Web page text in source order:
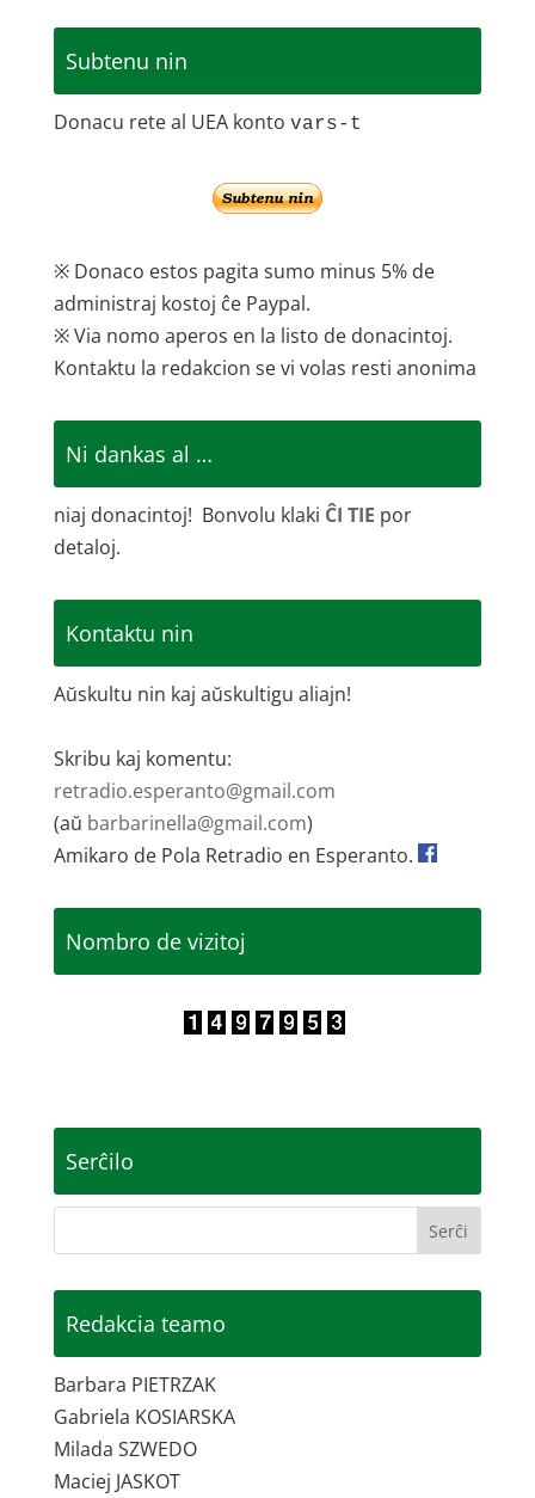
Subtenu nin
Donacu rete al UEA konto vars-t
※ Donaco estos pagita sumo minus 5% de
administraj kostoj ĉe Paypal.
※ Via nomo aperos en la listo de donacintoj.
Kontaktu la redakcion se vi volas resti anonima
Ni dankas al …
niaj donacintoj! Bonvolu klaki ĈI TIE por
detaloj.
Kontaktu nin
Aŭskultu nin kaj aŭskultigu aliajn!
Skribu kaj komentu:
retradio.esperanto@gmail.com
(aŭ barbarinella@gmail.com)
Amikaro de Pola Retradio en Esperanto.
Nombro de vizitoj
Serĉilo
Redakcia teamo
Barbara PIETRZAK
Gabriela KOSIARSKA
Milada SZWEDO
Maciej JASKOT